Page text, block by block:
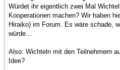
Würdet ihr eigentlich zwei Mal
Kooperationen machen? Wir haben
Hiraiko) im Forum. Es wäre schade,
würde...
Also: Wichteln mit den Teilnehmern
Idee?